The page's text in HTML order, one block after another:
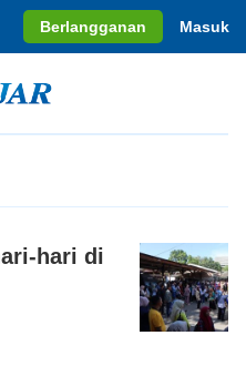
Berlangganan Masuk
hari di